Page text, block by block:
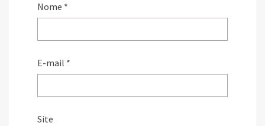
Nome *
E-mail *
Site